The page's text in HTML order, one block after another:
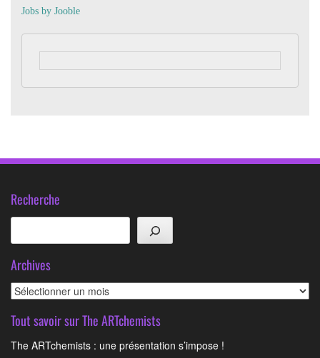
Jobs by Jooble
Recherche
Archives
Archives
Tout savoir sur The ARTchemists
The ARTchemists : une présentation s’impose !